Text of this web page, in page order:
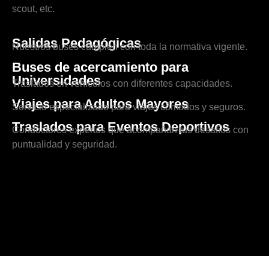
scout, etc.
Salidas Pedagógicas
Nuestros buses cumplen con toda la normativa vigente.
Buses de acercamiento para
Universidades
Traslados en vehículos con diferentes capacidades.
Viajes para Adultos Mayores
Servicio especializado para viajes cómodos y seguros.
Traslados para Eventos Deportivos
Conductores expertos que acompañan tus desafíos con
puntualidad y seguridad.